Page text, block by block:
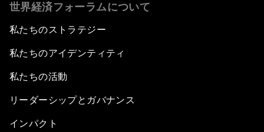
世界経済フォーラムについて
私たちのストラテジー
私たちのアイデンティティ
私たちの活動
リーダーシップとガバナンス
インパクト